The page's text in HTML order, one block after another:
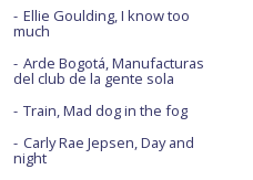
Ellie Goulding, I know too
much
Arde Bogotá, Manufacturas
del club de la gente sola
Train, Mad dog in the fog
Carly Rae Jepsen, Day and
night